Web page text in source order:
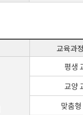
교육과
평생
교양
맞춤